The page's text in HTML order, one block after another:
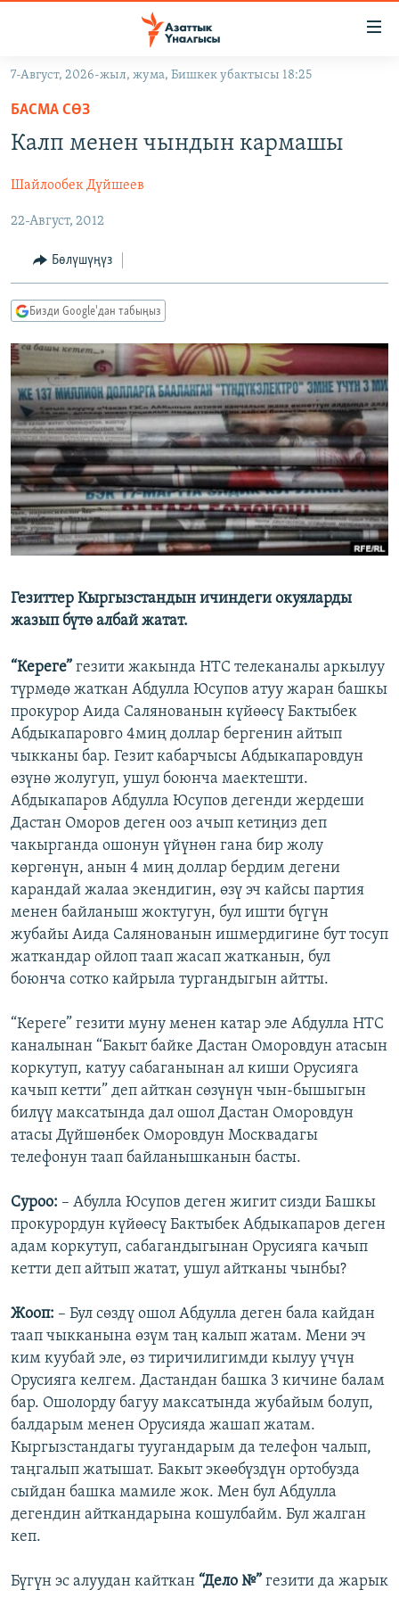
Навигацияга
өтүңүз
Издөөгө
салыңыз
САЯСАТ
ЭКОНОМИКА
МАДАНИЯТ
ДҮЙНӨ
БОРБОР АЗИЯ
УКРАИНА
АТАЙЫН ИЛИКТӨӨ
ТВ ПРОГРАММАЛАР
БҮГҮН АЗАТТЫКТА
ЭКСПЕРТТЕР ТАЛДАЙТ
БИЗ ЖАНА ДҮЙНӨ
ДАНИСТЕ
ЭЖЕ-СИҢДИЛЕР
АЗАТТЫК+
ЫҢГАЙСЫЗ СУРООЛОР
ПОДКАСТ
ӨЗГӨЧӨ ПИКИР
Русский
ОНЛАЙН ШЕРИНЕ
ЭЕ/АРнун бардык сайттары
7-Август, 2026-жыл, жума, Бишкек убактысы 18:25
БАСМА СӨЗ
Калп менен чындын кармашы
Шайлообек Дүйшеев
22-Август, 2012
Бөлүшүңүз
Бизди Google'дан табыңыз
Гезиттер Кыргызстандын ичиндеги окуяларды
жазып бүтө албай жатат.
“Кереге” гезити жакында НТС телеканалы аркылуу
түрмөдө жаткан Абдулла Юсупов атуу жаран башкы
прокурор Аида Салянованын күйөөсү Бактыбек
Абдыкапаровго 4миң доллар бергенин айтып
чыкканы бар. Гезит кабарчысы Абдыкапаровдун
өзүнө жолугуп, ушул боюнча маектешти.
Абдыкапаров Абдулла Юсупов дегенди жердеши
Дастан Оморов деген ооз ачып кетиңиз деп
чакырганда ошонун үйүнөн гана бир жолу
көргөнүн, анын 4 миң доллар бердим дегени
карандай жалаа экендигин, өзү эч кайсы партия
менен байланыш жоктугун, бул ишти бүгүн
жубайы Аида Салянованын ишмердигине бут тосуп
жаткандар ойлоп таап жасап жатканын, бул
боюнча сотко кайрыла тургандыгын айтты.
“Кереге” гезити муну менен катар эле Абдулла НТС
каналынан “Бакыт байке Дастан Оморовдун атасын
коркутуп, катуу сабаганынан ал киши Орусияга
качып кетти” деп айткан сөзүнүн чын-бышыгын
билүү максатында дал ошол Дастан Оморовдун
атасы Дүйшөнбек Оморовдун Москвадагы
телефонун таап байланышканын басты.
Суроо: – Абулла Юсупов деген жигит сизди Башкы
прокурордун күйөөсү Бактыбек Абдыкапаров деген
адам коркутуп, сабагандыгынан Орусияга качып
кетти деп айтып жатат, ушул айтканы чынбы?
Жооп: – Бул сөздү ошол Абдулла деген бала кайдан
таап чыкканына өзүм таң калып жатам. Мени эч
ким куубай эле, өз тиричилигимди кылуу үчүн
Орусияга келгем. Дастандан башка 3 кичине балам
бар. Ошолорду багуу максатында жубайым болуп,
балдарым менен Орусияда жашап жатам.
Кыргызстандагы туугандарым да телефон чалып,
таңгалып жатышат. Бакыт экөөбүздүн ортобузда
сыйдан башка мамиле жок. Мен бул Абдулла
дегендин айткандарына кошулбайм. Бул жалган
кеп.
Бүгүн эс алуудан кайткан “Дело №” гезити да жарык